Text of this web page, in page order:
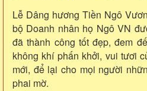
Lễ Dâng hương Tiền Ngô
bộ Doanh nhân họ Ngô VN
đã thành công tốt đẹp, đem
không khí phấn khởi, vui tươi
mới, để lại cho mọi người
phai mờ.